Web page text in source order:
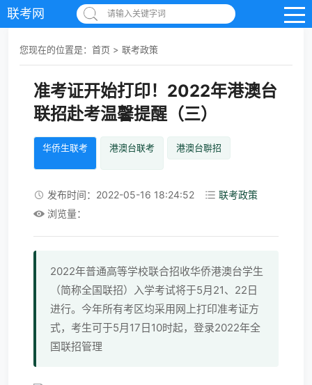
联考网 请输入关键字词
您现在的位置是： 首页 > 联考政策
准考证开始打印！2022年港澳台
联招赴考温馨提醒（三）
华侨生联考 港澳台联考 港澳台聨招
发布时间：2022-05-16 18:24:52
联考政策
浏览量：
2022年普通高等学校联合招收华侨港澳台学生
（简称全国联招）入学考试将于5月21、22日
进行。今年所有考区均采用网上打印准考证方
式，考生可于5月17日10时起，登录2022年全
国联招管理